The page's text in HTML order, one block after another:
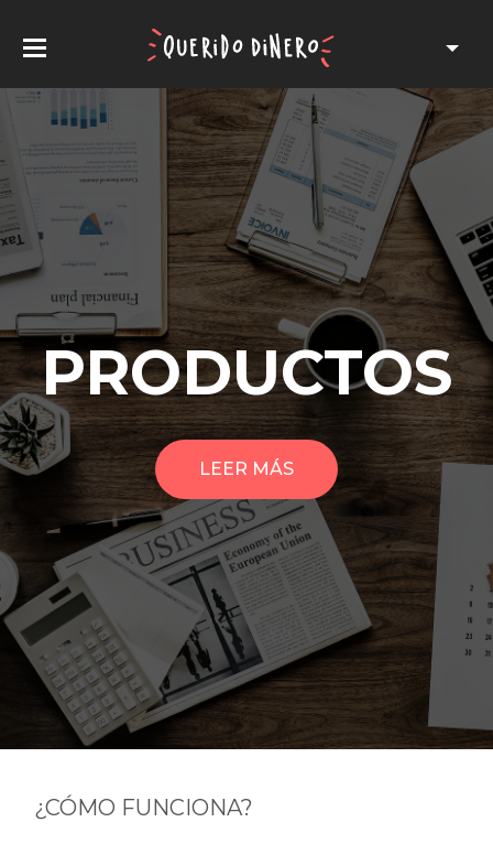
PRODUCTOS
LEER MÁS
¿CÓMO FUNCIONA?